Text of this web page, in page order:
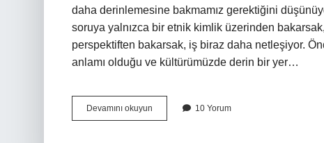
daha derinlemesine bakmamız gerektiğini
soruya yalnızca bir etnik kimlik üzerinden
perspektiften bakarsak, iş biraz daha netleşiyor.
anlamı olduğu ve kültürümüzde derin bir yer…
Devamını okuyun
Arap
10 Yorum